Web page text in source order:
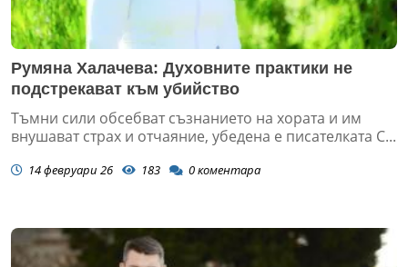
Румяна Халачева: Духовните практики не
подстрекават към убийство
Тъмни сили обсебват съзнанието на хората и им
внушават страх и отчаяние, убедена е писателката С...
14 февруари 26 183 0коментара